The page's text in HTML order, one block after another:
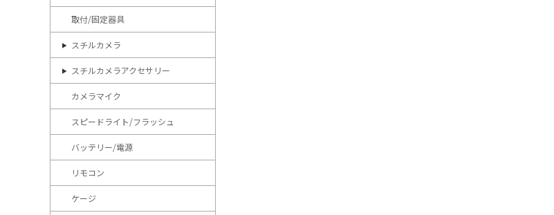
取付/固定器具
スチルカメラ
スチルカメラアクセサリー
カメラマイク
スピードライト/フラッシュ
バッテリー/電源
リモコン
ケージ